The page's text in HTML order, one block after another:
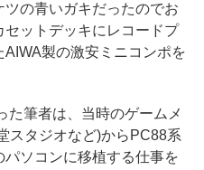
の青いガキだったのでお
ットデッキにレコードプ
製の激安ミニコンポを
た筆者は、当時のゲームメ
スタジオなど)からPC88系
ソコンに移植する仕事を